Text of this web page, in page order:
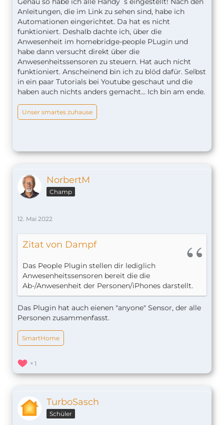
Anleitungen, die im Link zu sehen sind, habe ich
Automationen eingerichtet. Da hat es nicht
funktioniert. Deshalb dachte ich, über die
Anwesenheit im homebridge-people PLugin und
habe dann versucht direkt über die
Anwesenheitssensoren zu steuern. Hat auch nicht
funktioniert. Anscheinend bin ich zu blöd dafür. Selbst
in ein paar Tutorials bei Youtube geschaut und die
haben auch nichts anders gemacht... Ich bin am ende.
Unser smartes zuhause
NorbertM
Champ
12. Mai 2022
Zitat von Dampf
Das People Plugin stellen dir lediglich
Anwesenheitssensoren bereit die die
Ab-/Anwesenheit der Personen/iPhones darstellt.
Das Plugin hat auch eienen "anyone" Sensor, der alle
Personen zusammenfasst.
SmartHome
1
TurboSasch
Schüler